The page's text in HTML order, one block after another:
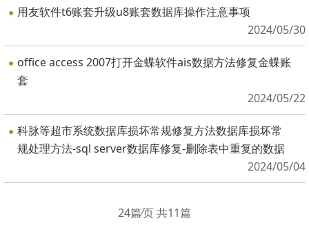
用友软件t6账套升级u8账套数据库操作注意事项
2024/05/30
office access 2007打开金蝶软件ais数据方法修复金蝶账
套
2024/05/22
科脉等超市系统数据库损坏常规修复方法数据库损坏常
规处理方法-sql server数据库修复-删除表中重复的数据
2024/05/04
24篇⁄页 共11篇